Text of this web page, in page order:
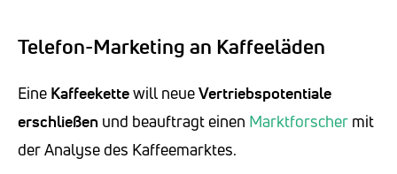
Telefon-Marketing an Kaffeeläden
Eine Kaffeekettewill neueVertriebspotentiale
erschließen und beauftragt einen Marktforscher mit
der Analyse des Kaffeemarktes.